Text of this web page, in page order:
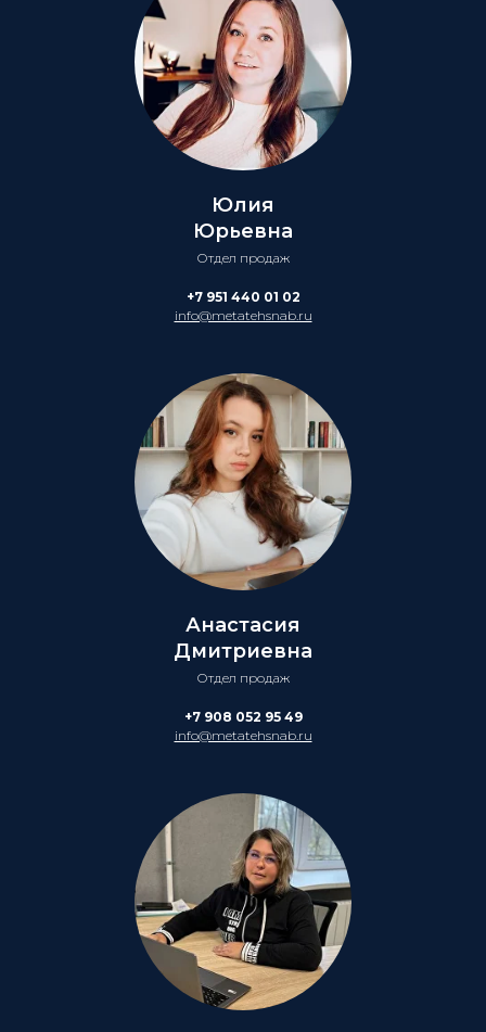
Юлия
Юрьевна
Отдел продаж
+7 951 440 01 02
info@metatehsnab.ru
Анастасия
Дмитриевна
Отдел продаж
+7 908 052 95 49
info@metatehsnab.ru